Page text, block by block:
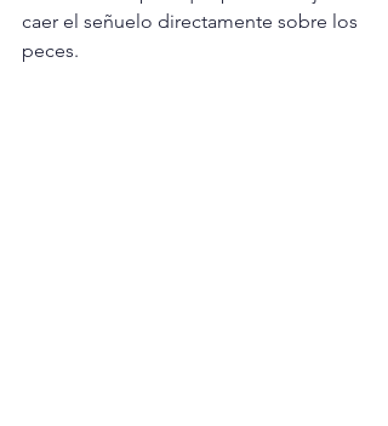
caer el señuelo directamente sobre los
peces.